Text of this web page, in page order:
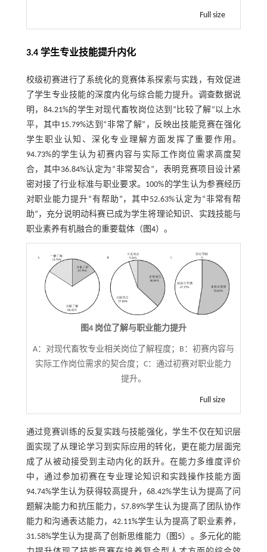
Full size
3.4 学生专业技能提升内化
校级初赛进行了系统化的竞赛体系探索与实践，有效促进
了学生专业技能的深度内化与综合能力提升。调查数据说
明，84.21%的学生对现代畜牧岗位达到“比较了解”以上水
平，其中15.79%达到“非常了解”，反映出技能竞赛在强化
学生职业认知、深化专业理解方面发挥了重要作用。
94.73%的学生认为初赛内容与实际工作岗位需求高度契
合，其中36.84%认定为“非常契合”，表明竞赛项目设计紧
密对接了行业标准与职业要求。100%的学生认为参赛经历
对职业能力提升“有帮助”，其中52.63%认定为“非常有帮
助”，充分说明动科赛已成为学生将理论知识、实践技能与
职业素养有机融合的重要载体（ 图4）。
图4 岗位了解与职业能力提升
A：对现代畜牧专业相关岗位了解程度；B：初赛内容与
实际工作岗位需求的契合度；C：通过初赛对职业能力
提升。
Full size
通过竞赛训练的反复实践与技能强化，学生不仅在知识层
面实现了从理论学习到实际应用的转化，更在能力层面完
成了从被动接受到主动内化的跃升。在能力多维度评价
中，通过参加初赛在专业理论知识和实践操作技能方面
94.74%学生认为获得较高提升，68.42%学生认为提高了问
题解决能力和抗压能力，57.89%学生认为提高了团队协作
能力和沟通表达能力，42.11%学生认为提高了职业素养，
31.58%学生认为提高了创新思维能力（ 图5）。多元化的能